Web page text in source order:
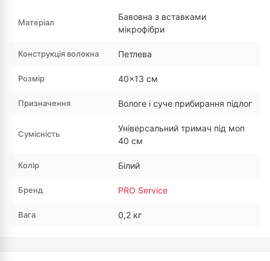
Матеріал
Бавовна з вставками
мікрофібри
Конструкція волокна Петлева
Розмір 40×13 см
Призначення Вологе і суче прибирання підлог
Сумісність
Універсальний тримач під моп
40 см
Колір Білий
Бренд PRO Service
Вага 0,2 кг